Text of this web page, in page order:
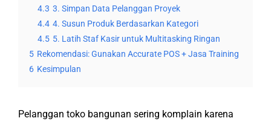
4.3 3. Simpan Data Pelanggan Proyek
4.4 4. Susun Produk Berdasarkan Kategori
4.5 5. Latih Staf Kasir untuk Multitasking Ringan
5 Rekomendasi: Gunakan Accurate POS + Jasa Training
6 Kesimpulan
Pelanggan toko bangunan sering komplain karena